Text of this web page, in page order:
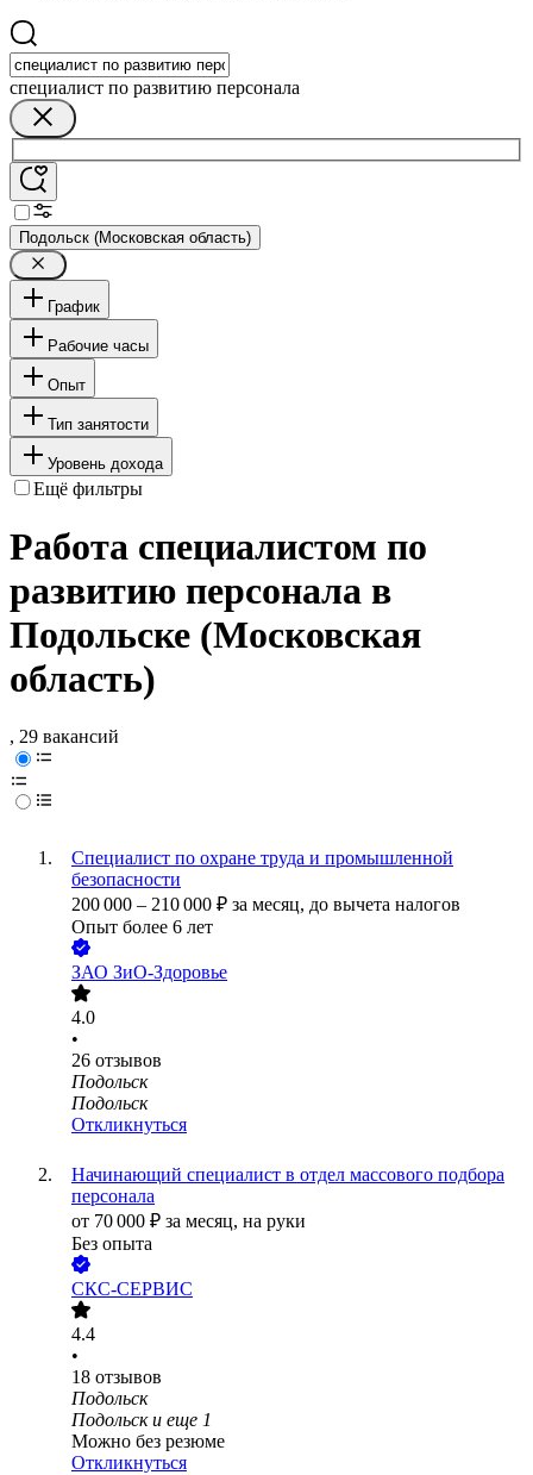
специалист по развитию персонала
Подольск (Московская область)
График
Рабочие часы
Опыт
Тип занятости
Уровень дохода
Ещё фильтры
Работа специалистом по
развитию персонала в
Подольске (Московская
область)
, 29 вакансий
Специалист по охране труда и промышленной
безопасности
200 000 – 210 000 ₽ за месяц, до вычета налогов
Опыт более 6 лет
ЗАО ЗиО-Здоровье
4.0
•
26 отзывов
Подольск
Подольск
Откликнуться
Начинающий специалист в отдел массового подбора
персонала
от 70 000 ₽ за месяц, на руки
Без опыта
СКС-СЕРВИС
4.4
•
18 отзывов
Подольск
Подольск и еще 1
Можно без резюме
Откликнуться